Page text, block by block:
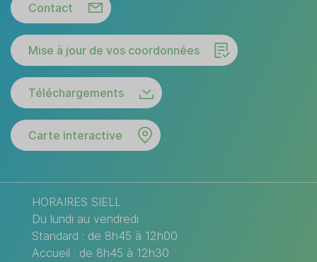
Contact
Mise à jour de vos coordonnées
Téléchargements
Carte interactive
HORAIRES SIELL
Du lundi au vendredi
Standard : de 8h45 à 12h00
Accueil : de 8h45 à 12h30